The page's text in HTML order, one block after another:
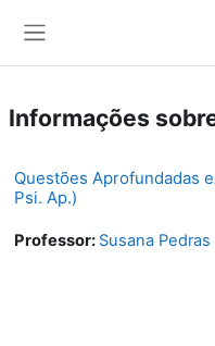
Informações
Questões Aprofundadas
Psi. Ap.)
Professor: Susana Pedras